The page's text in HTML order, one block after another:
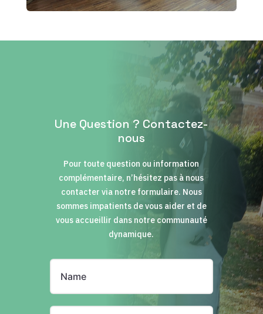
Une Question ? Contactez-
nous
Pour toute question ou information
complémentaire, n’hésitez pas à nous
contacter via notre formulaire. Nous
sommes impatients de vous aider et de
vous accueillir dans notre communauté
dynamique.